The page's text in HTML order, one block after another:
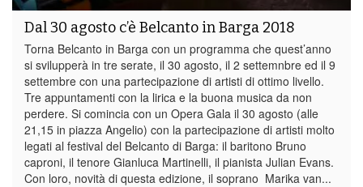
Dal 30 agosto c’è Belcanto in Barga 2018
Torna Belcanto in Barga con un programma che quest’anno
si svilupperà in tre serate, il 30 agosto, il 2 settemnbre ed il 9
settembre con una partecipazione di artisti di ottimo livello.
Tre appuntamenti con la lirica e la buona musica da non
perdere. Si comincia con un Opera Gala il 30 agosto (alle
21,15 in piazza Angelio) con la partecipazione di artisti molto
legati al festival del Belcanto di Barga: il baritono Bruno
caproni, il tenore Gianluca Martinelli, il pianista Julian Evans.
Con loro, novità di questa edizione, il soprano Marika van...